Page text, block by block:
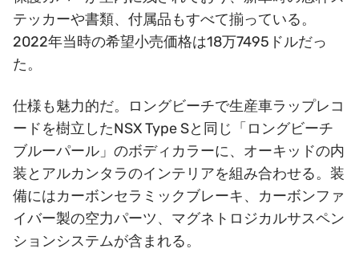
テッカーや書類、付属品もすべて揃っている。
2022年当時の希望小売価格は18万7495ドルだっ
た。
仕様も魅力的だ。ロングビーチで生産車ラップレコ
ードを樹立したNSX Type Sと同じ「ロングビーチ
ブルーパール」のボディカラーに、オーキッドの内
装とアルカンタラのインテリアを組み合わせる。装
備にはカーボンセラミックブレーキ、カーボンファ
イバー製の空力パーツ、マグネトロジカルサスペン
ションシステムが含まれる。